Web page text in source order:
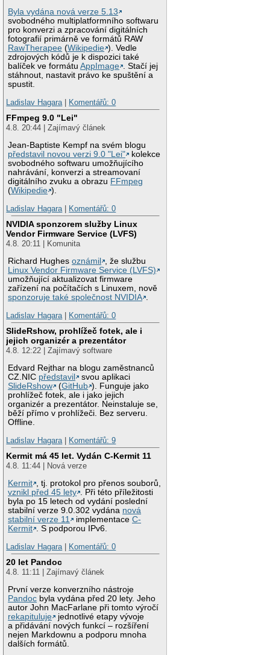
Byla vydána nová verze 5.13
svobodného multiplatformního softwaru
pro konverzi a zpracování digitálních
fotografií primárně ve formátů RAW
RawTherapee (Wikipedie ). Vedle
zdrojových kódů je k dispozici také
balíček ve formátuAppImage . Stačí jej
stáhnout, nastavit právo ke spuštění a
spustit.
Ladislav Hagara
Komentářů: 0
FFmpeg 9.0 "Lei"
4.8. 20:44 | Zajímavý článek
Jean-Baptiste Kempf na svém blogu
představil novou verzi 9.0 "Lei"
kolekce
svobodného softwaru umožňujícího
nahrávání, konverzi a streamovaní
digitálního zvuku a obrazu FFmpeg
(Wikipedie ).
Ladislav Hagara
Komentářů: 0
NVIDIA sponzorem služby Linux
Vendor Firmware Service (LVFS)
4.8. 20:11 | Komunita
Richard Hughesoznámil
, že službu
Linux Vendor Firmware Service (LVFS)
umožňující aktualizovat firmware
zařízení na počítačích s Linuxem, nově
sponzoruje také společnost NVIDIA .
Ladislav Hagara | Komentářů: 0
SlideRshow, prohlížeč fotek, ale i
jejich organizér a prezentátor
4.8. 12:22 | Zajímavý software
Edvard Rejthar na blogu zaměstnanců
CZ.NIC představil
svou aplikaci
SlideRshow
(GitHub ). Funguje jako
prohlížeč fotek, ale i jako jejich
organizér a prezentátor. Neinstaluje se,
běží přímo v prohlížeči. Bez serveru.
Offline.
Ladislav Hagara | Komentářů: 9
Kermit má 45 let. Vydán C-Kermit 11
4.8. 11:44 | Nová verze
Kermit , tj. protokol pro přenos souborů,
vznikl před 45 lety . Při této příležitosti
byla po 15 letech od vydání poslední
stabilní verze 9.0.302 vydána nová
stabilní verze 11
implementaceC-
Kermit . S podporou IPv6.
Ladislav Hagara | Komentářů: 0
20 let Pandoc
4.8. 11:11 | Zajímavý článek
První verze konverzního nástroje
Pandoc byla vydána před 20 lety. Jeho
autor John MacFarlane při tomto výročí
rekapituluje
jednotlivé etapy vývoje
a přidávání nových funkcí – rozšíření
nejen Markdownu a podporu mnoha
dalších formátů.